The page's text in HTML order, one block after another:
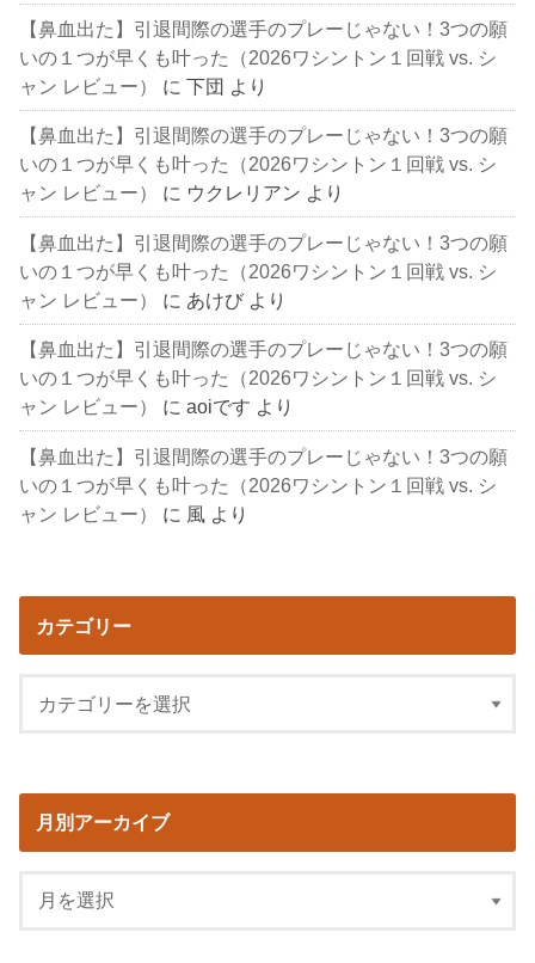
【鼻血出た】引退間際の選手のプレーじゃない！3つの願
いの１つが早くも叶った（2026ワシントン１回戦 vs. シ
ャン レビュー）
に下団 より
【鼻血出た】引退間際の選手のプレーじゃない！3つの願
いの１つが早くも叶った（2026ワシントン１回戦 vs. シ
ャン レビュー）
に ウクレリアン より
【鼻血出た】引退間際の選手のプレーじゃない！3つの願
いの１つが早くも叶った（2026ワシントン１回戦 vs. シ
ャン レビュー）
に あけび より
【鼻血出た】引退間際の選手のプレーじゃない！3つの願
いの１つが早くも叶った（2026ワシントン１回戦 vs. シ
ャン レビュー）
にaoiです より
【鼻血出た】引退間際の選手のプレーじゃない！3つの願
いの１つが早くも叶った（2026ワシントン１回戦 vs. シ
ャン レビュー）
に 風 より
カテゴリー
月別アーカイブ